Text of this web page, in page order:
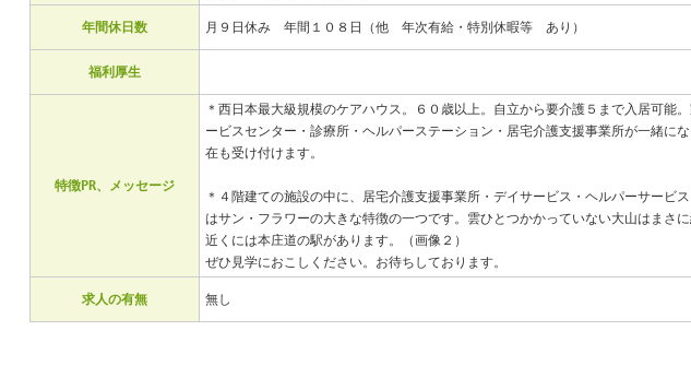
年間休日数 月９日休み 年間１０８日（他 年次有給・特別休暇等 あり）
福利厚生
特徴PR、メッセージ
＊西日本最大級規模のケアハウス。６０歳以上。自立から要介護５まで入居可能
ービスセンター・診療所・ヘルパーステーション・居宅介護支援事業所が一緒に
在も受け付けます。
＊４階建ての施設の中に、居宅介護支援事業所・デイサービス・ヘルパーサービ
はサン・フラワーの大きな特徴の一つです。雲ひとつかかっていない大山はまさに
近くには本庄道の駅があります。（画像２）
ぜひ見学におこしください。お待ちしております。
求人の有無 無し